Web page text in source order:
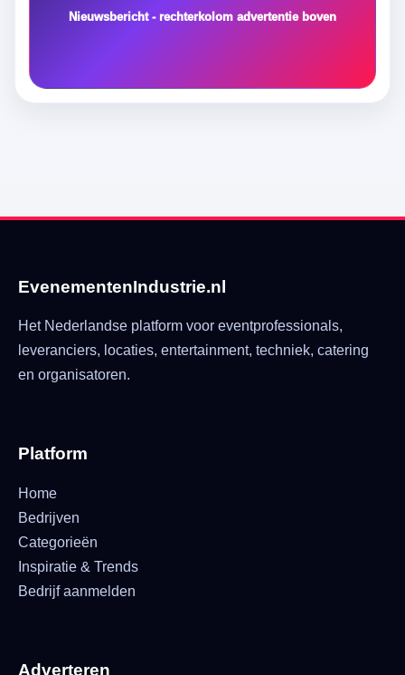
Nieuwsbericht - rechterkolom advertentie boven
EvenementenIndustrie.nl
Het Nederlandse platform voor eventprofessionals,
leveranciers, locaties, entertainment, techniek, catering
en organisatoren.
Platform
Home
Bedrijven
Categorieën
Inspiratie & Trends
Bedrijf aanmelden
Adverteren